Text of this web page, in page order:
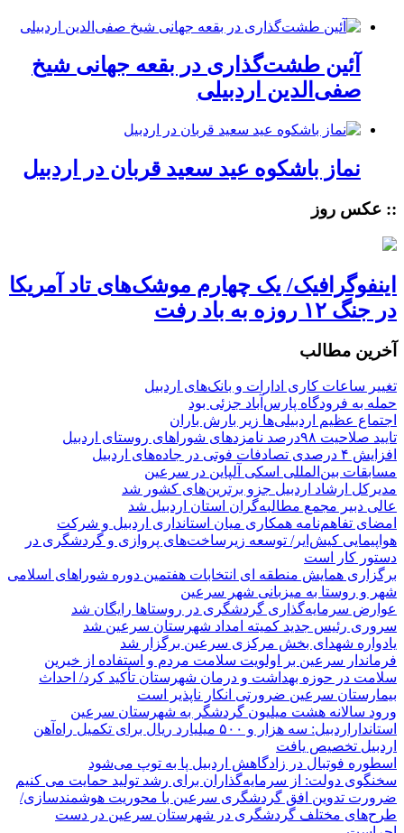
آئین طشت‌گذاری در بقعه جهانی شیخ
صفی‌الدین اردبیلی
نماز باشکوه عید سعید قربان در اردبیل
:: عکس روز
اینفوگرافیک/ یک چهارم موشک‌های تاد آمریکا
در جنگ ۱۲ روزه به باد رفت
آخرین مطالب
تغییر ساعات کاری ادارات و بانک‌های اردبیل
حمله به فرودگاه پارس‌‌آباد جزئی بود
اجتماع عظیم اردبیلی‌ها زیر بارش باران
تایید صلاحیت ۹۸درصد نامزدهای شوراهای روستای اردبیل
افزایش ۴ درصدی تصادفات فوتی در جاده‌های اردبیل
مسابقات بین‌المللی اسکی آلپاین در سرعین
مدیرکل ارشاد اردبیل جزو برترین‌های کشور شد
عالی دبیر مجمع مطالبه‌گران استان اردبیل شد
امضای تفاهم‌نامه همکاری میان استانداری اردبیل و شرکت
هواپیمایی کیش‌ایر/ توسعه زیرساخت‌های پروازی و گردشگری در
دستور کار است
برگزاری همایش منطقه ای انتخابات هفتمین دوره شوراهای اسلامی
شهر و روستا به میزبانی شهر سرعین
عوارض سرمایه‌گذاری گردشگری در روستاها رایگان شد
سروری رئیس جدید کمیته امداد شهرستان سرعین شد
یادواره شهدای بخش مرکزی سرعین برگزار شد
فرماندار سرعین بر اولویت سلامت مردم و استفاده از خیرین
سلامت در حوزه بهداشت و درمان شهرستان تأکید کرد/ احداث
بیمارستان سرعین ضرورتی انکار ناپذیر است
ورود سالانه هشت میلیون گردشگر به شهرستان سرعین
استانداراردبیل: سه هزار و ۵۰۰ میلیارد ریال برای تکمیل راه‌آهن
اردبیل تخصیص یافت
اسطوره فوتبال در زادگاهش اردبیل پا به توپ می‌شود
سخنگوی دولت: از سرمایه‌گذاران برای رشد تولید حمایت می کنیم
ضرورت تدوین افق گردشگری سرعین با محوریت هوشمندسازی/
طرح‌های مختلف گردشگری در شهرستان سرعین در دست